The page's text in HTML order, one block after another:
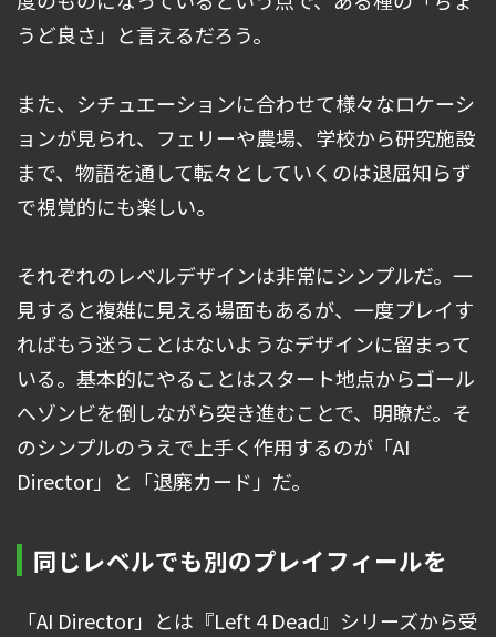
うど良さ」と言えるだろう。
また、シチュエーションに合わせて様々なロケーシ
ョンが見られ、フェリーや農場、学校から研究施設
まで、物語を通して転々としていくのは退屈知らず
で視覚的にも楽しい。
それぞれのレベルデザインは非常にシンプルだ。一
見すると複雑に見える場面もあるが、一度プレイす
ればもう迷うことはないようなデザインに留まって
いる。基本的にやることはスタート地点からゴール
へゾンビを倒しながら突き進むことで、明瞭だ。そ
のシンプルのうえで上手く作用するのが「AI
Director」と「退廃カード」だ。
同じレベルでも別のプレイフィールを
「AI Director」とは『Left 4 Dead』シリーズから受